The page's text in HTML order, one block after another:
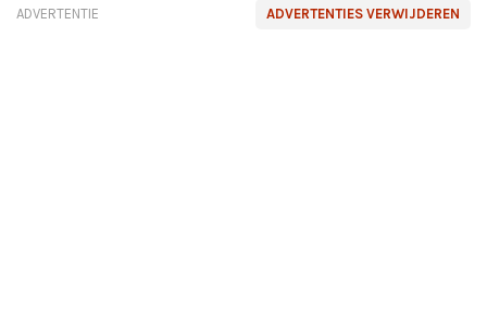
ADVERTENTIES VERWIJDEREN
ADVERTENTIE